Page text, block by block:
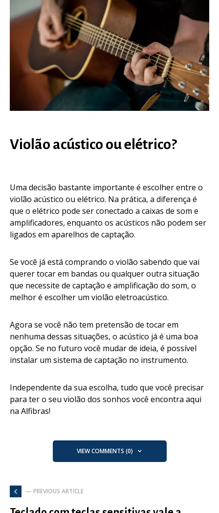
Violão acústico ou elétrico?
Uma decisão bastante importante é escolher entre o
violão acústico ou elétrico. Na prática, a diferença é
que o elétrico pode ser conectado a caixas de som e
amplificadores, enquanto os acústicos não podem ser
ligados em aparelhos de captação.
Se você já está comprando o violão sabendo que vai
querer tocar em bandas ou qualquer outra situação
que necessite de captação e amplificação do som, o
melhor é escolher um violão eletroacústico.
Agora se você não tem pretensão de tocar em
nenhuma dessas situações, o acústico já é uma boa
opção. Se no futuro você mudar de ideia, é possível
instalar um sistema de captação no instrumento.
Independente da sua escolha, tudo que você precisar
para ter o seu violão dos sonhos você encontra aqui
na Alfibras!
VIEW COMMENTS (0)
— PREVIOUS ARTICLE